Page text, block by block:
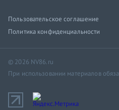
Пользовательское соглашение
Политика конфиденциальности
© 2026 NV86.ru
При использовании материалов